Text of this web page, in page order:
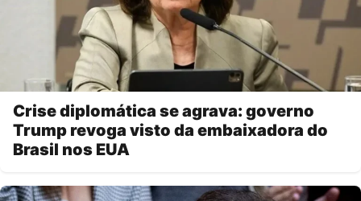
Crise diplomática se agrava: governo
Trump revoga visto da embaixadora do
Brasil nos EUA